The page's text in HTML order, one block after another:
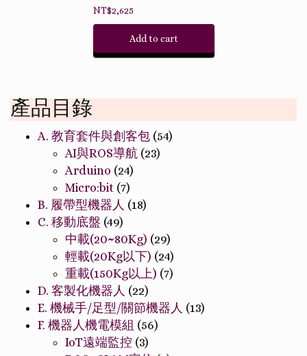
NT$2,625
Add to cart
產品目錄
A. 教育套件與創客包 (54)
AI與ROS導航 (23)
Arduino (24)
Micro:bit (7)
B. 履帶型機器人 (18)
C. 移動底盤 (49)
中載(20~80Kg) (29)
輕載(20Kg以下) (24)
重載(150Kg以上) (7)
D. 客製化機器人 (22)
E. 機械手/足型/關節機器人 (13)
F. 機器人機電模組 (56)
IoT遠端監控 (3)